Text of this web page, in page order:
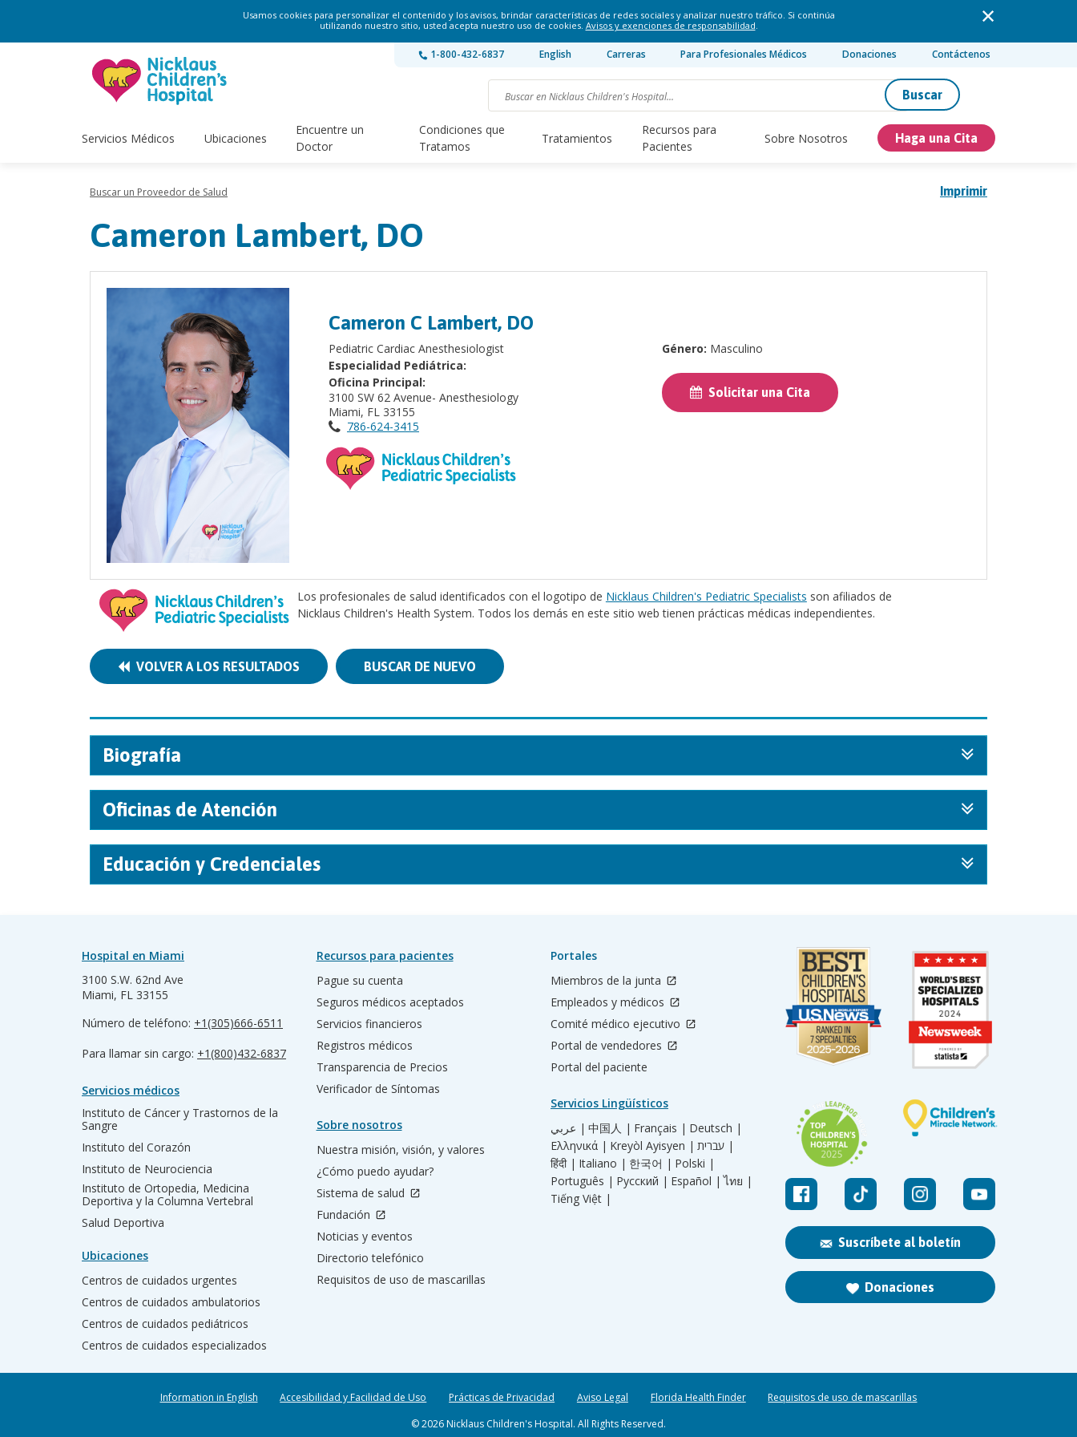
Usamos cookies para personalizar el contenido y los avisos, brindar características de redes sociales y analizar nuestro tráfico. Si continúa
utilizando nuestro sitio, usted acepta nuestro uso de cookies. Avisos y exenciones de responsabilidad.
1-800-432-6837 English Carreras Para Profesionales Médicos Donaciones Contáctenos
Buscar
Servicios Médicos Ubicaciones
Encuentre un
Doctor
Condiciones que
Tratamos
Tratamientos
Recursos para
Pacientes
Sobre Nosotros Haga una Cita
Imprimir
Buscar un Proveedor de Salud
Cameron Lambert, DO
Cameron C Lambert, DO
Pediatric Cardiac Anesthesiologist
Especialidad Pediátrica:
Oficina Principal:
3100 SW 62 Avenue- Anesthesiology
Miami, FL 33155
786-624-3415
Género: Masculino
Solicitar una Cita
Los profesionales de salud identificados con el logotipo de Nicklaus Children's Pediatric Specialists son afiliados de
Nicklaus Children's Health System. Todos los demás en este sitio web tienen prácticas médicas independientes.
VOLVER A LOS RESULTADOS BUSCAR DE NUEVO
Biografía
Oficinas de Atención
Educación y Credenciales
Suscríbete al boletín
Donaciones
Hospital en Miami
3100 S.W. 62nd Ave
Miami, FL 33155
Número de teléfono: +1(305)666-6511
Para llamar sin cargo: +1(800)432-6837
Servicios médicos
Instituto de Cáncer y Trastornos de la
Sangre
Instituto del Corazón
Instituto de Neurociencia
Instituto de Ortopedia, Medicina
Deportiva y la Columna Vertebral
Salud Deportiva
Ubicaciones
Centros de cuidados urgentes
Centros de cuidados ambulatorios
Centros de cuidados pediátricos
Centros de cuidados especializados
Recursos para pacientes
Pague su cuenta
Seguros médicos aceptados
Servicios financieros
Registros médicos
Transparencia de Precios
Verificador de Síntomas
Sobre nosotros
Nuestra misión, visión, y valores
¿Cómo puedo ayudar?
Sistema de salud
Fundación
Noticias y eventos
Directorio telefónico
Requisitos de uso de mascarillas
Portales
Miembros de la junta
Empleados y médicos
Comité médico ejecutivo
Portal de vendedores
Portal del paciente
Servicios Lingüísticos
عربي | 中国人 | Français | Deutsch |
Ελληνικά | Kreyòl Ayisyen |
עברית |
हिंदी | Italiano | 한국어 | Polski |
Português | Русский | Español | ไทย |
Tiếng Việt |
Information in English Accesibilidad y Facilidad de Uso Prácticas de Privacidad Aviso Legal Florida Health Finder
Requisitos de uso de mascarillas
© 2026 Nicklaus Children's Hospital. All Rights Reserved.